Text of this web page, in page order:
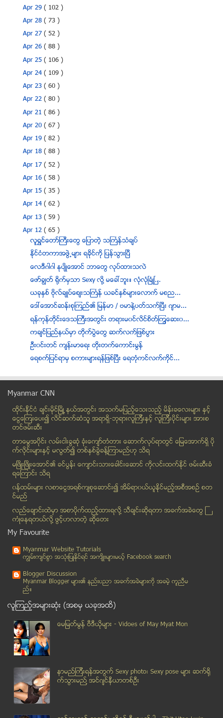
Apr 29( 102 )
Apr 28( 73 )
Apr 27( 52 )
Apr 26( 88 )
Apr 25( 106 )
Apr 24( 109 )
Apr 23( 60 )
Apr 22( 80 )
Apr 21( 86 )
Apr 20( 67 )
Apr 19( 82 )
Apr 18( 88 )
Apr 17( 52 )
Apr 16( 58 )
Apr 15( 35 )
Apr 14( 62 )
Apr 13( 59 )
Apr 12( 65 )
လူရႊင္ေတာ္ႀကီးေတြ ေျပာတဲ့ သႀကၤန္သံခ်ပ္
နိုင္ငံတကာအဖြဲ႕မ်ား ရခိုင္ကို ျပန္သြားၿပီ
ေလဒီဂါဂါ ႏုပ်ိဳေအာင္ ဘာေတြ လုပ္ထားသလဲ
ေဖာ္ခြၽတ္ ႐ိုက္မွသာ Sexy လုိ႔ မေခၚဘူး။ လံုလံုၿခံဳၿ...
ယခုႏွစ္ ဗိုလ္ခ်ဳပ္ေစ်းသႀကၤန္ ယခင္ႏွစ္မ်ားေလာက္ မစည...
ေဒၚေအာင္ဆန္းစုျကည္၏ ျမန္မာ / ဗမာနဲ့ပတ္သက္ျပီး ဂ်ာမ...
ရန္ကုန္တိုင္းေဒသႀကီးအတြင္း တရားမ၀င္လိင္စိတ္ၾကြေဆး၀...
ကခ်င္ျပည္နယ္မွာ တုိက္ပြဲေတြ ဆက္လက္ျဖစ္ပြား
ဦး၀င္းတင္ က်န္းမာေရး တုိးတက္ေကာင္းမြန္
ေရစက္ျပင္ရာမွ စကားမ်ားရန္ျဖစ္ၿပီး ေရတံုကင္လက္ကုိင္...
သၾကၤန္မ႑ပ္မ်ားတြင္ လံုျခံဳေရးကင္မရာ တပ္ဆင္
Gonorrhea ဂႏိုေရာဂါ
၂၀၁၀ မတိုင္ခင္အေျခအေနကို ျပန္မသြားႏိုင္ေတာ့ပါဘူးဟု...
ေလျပင္းမုန္တိုင္း တိုက္ခတ္မႈေၾကာင့္ ဘုရားေစတီမ်ားႏ...
ရန္ကုန္- မႏၱေလး အျမန္ လမ္းမေပၚတြင္ ယာဥ္ႏွစ္စီး တို...
ေဘာလံုးသမားဘ၀မွ အနားယူလွ်င္ ရုပ္ရွင္မင္းသားလုပ္မည္...
ေယာက္်ားကုိ လည္ပတ္ပတ္ၿပီး သူမႀကိဳးဆြဲရာ ေလးဘက္ေထာက...
ဂ်ာမနီေရာက္ ေဒၚေအာင္ဆန္းစုၾကည့္၏ မိန္႔ခြန္းမ်ား (ရ...
အားသြင္းရင္ ဖုန္းေျပာလို႔ လက္ျပတ္သြားတဲ့ ဓာတ္ပုံေတ...
စိန္ေရႊ ရတနာဆိုင္မွ ပစၥည္းမ်ား ၀ယ္မည္ဟု ဟန္ျပကာ ရတ...
ျမန္မာျပည္အတြက္ အႏၱရာယ္ႀကီးတဲ့ အခ်ိန္ေရာက္ေနဟု ေဒၚ...
ျမန္မာ့ၿငိမ္းခ်မ္းေရးအတြက္ ၿဗိတိန္ ေပါင္စတာလင္ ၁ သ...
Updated: အျမန္လမ္း ၁၁၆မိုင္ ယာဥ္မီးေလာင္မႈမွာ ခေလး...
ေဖာက္ျပန္တဲ့ မိန္းမကုိ လည္ပင္းညွစ္လုိ႔ တစ္ကၽြန္းက်...
ကြာရွင္းၿပီးမွ အဓမၼက်င့္ဖုိ႔ႀကိဳးစားလုိ႔ အျပစ္ေပးခ...
ပဲခူးၿမိဳ႕၊ ေရႊေမာ္ေဓာဘုရားပဲြေတာ္တြင္ ခါးပိုက္ႏွိ...
ျခေသၤ့ ၄ ေကာင္ကို မေၾကာက္မရြံ ျပန္လည္တိုက္ခိုက္ခဲ့...
မသန္စြမ္းသူမ်ား ေရကစားမ႑ပ္ ဖြင့္မည္
သႀကၤန္နဲ႔ သႀကၤန္စာ
အစိုးရတပ္ေတြနဲ႔ ေကအိုင္ေအတပ္ေတြၾကား တိုက္ပြဲေတြအေပ...
Myanmar CNN
ထိုင္းနို္င္ငံ ခ်င္းမိုင္ျမိဳ ့နယ္အတြင္း အသက္မျပည့္ေသးသည့္ မိန္းခေလးမ်ား နွင့္
ေငြေၾကးေပး၍ လိင္ဆက္ဆံသူ အရာရွိ-ဘုရားလူၾကီးနွင့္ လူၾကီးပိုင္းမ်ား အားစ
တင္ဖမ္းဆီး
တာေမြအ၀ိုင္း လမ္းငါးခြဆံု ခံုးေက်ာ္တံတား ေဆာက္လုပ္ရာတြင္ ေျမေအာက္ရွိ ပို
က္လိုင္းမ်ားႏွင့္ မလြတ္၍ တစ္ႏွစ္ခြဲခန္႔ၾကာမည္ဟု သိရ
မၿဖိဳးၿဖိဳးေအာင္၏ ခင္ပြန္း ေက်ာင္းသားေခါင္းေဆာင္ ကိုလင္းထက္ႏိုင္ ဖမ္းဆီးခံ
ရေၾကာင္း သိရ
၀န္ထမ္းမ်ား လစာေငြအရစ္က်စုေဆာင္း၍ အိမ္ရာ၀ယ္ယူႏုိင္မည့္အစီအစဥ္ စတ
င္မည္
လည္ေခ်ာင္းထဲမွာ အစာပိုက္ထည့္ထားရလုိ႔ သီခ်င္းဆုိရတာ အခက္အခဲေတြ ႀ
ကံဳေနရတယ္လို႔ ဖြင့္ဟလာတဲ့ ဆုိေတး
My Favourite
Myanmar Website Tutorials
ကၽြမ္းက်င္စြာ အသုံးျပဳႏုိင္ရင္ အက်ိဳးမ်ားမယ့္ Facebook search
Blogger Discussion
Myanmar Blogger မ်ား၏ နည္းပညာ အခက္အခဲမ်ားကုိ အခမဲ့ ကူညီမ
ည္။
လူၾကည့္အမ်ားဆုံး (အစမွ ယခုအထိ)
ေမျမတ္မြန္ ဗီဒီယုိမ်ား - Vidoes of May Myat Mon
နာမည္ၾကီးရန္အတြက္ Sexy photo၊ Sexy pose မ်ား ဆက္ရို
က္သြားမည္႔ အင္ဂ်င္နီယာတစ္ဦး